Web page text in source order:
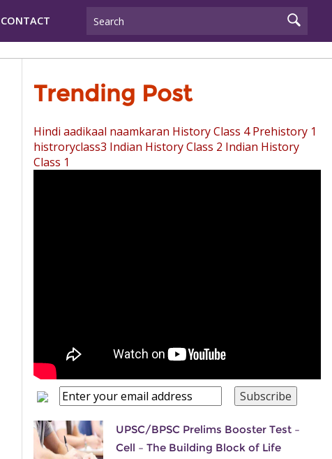
CONTACT
Trending Post
Hindi aadikaal naamkaran History Class 4 Prehistory 1
histroryclass3 Indian History Class 2 Indian History
Class 1
UPSC/BPSC Prelims Booster Test –
Cell – The Building Block of Life